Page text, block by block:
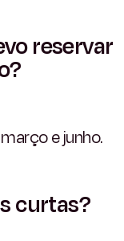
reservar
e junho.
curtas?